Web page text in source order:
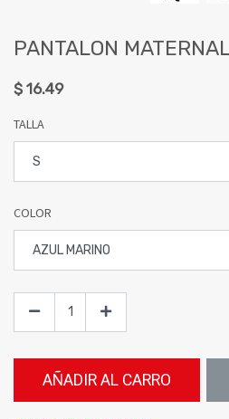
PANTALON
$ 16.49
TALLA
COLOR
AÑADIR AL CARRO